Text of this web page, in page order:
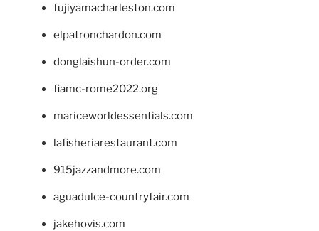
fujiyamacharleston.com
elpatronchardon.com
donglaishun-order.com
fiamc-rome2022.org
mariceworldessentials.com
lafisheriarestaurant.com
915jazzandmore.com
aguadulce-countryfair.com
jakehovis.com